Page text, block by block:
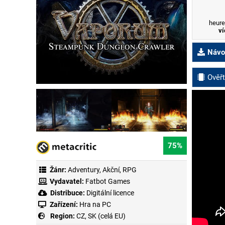
75%
Žánr: Adventury, Akční, RPG
Vydavatel: Fatbot Games
Distribuce: Digitální licence
Zařízení: Hra na PC
Region: CZ, SK (celá EU)